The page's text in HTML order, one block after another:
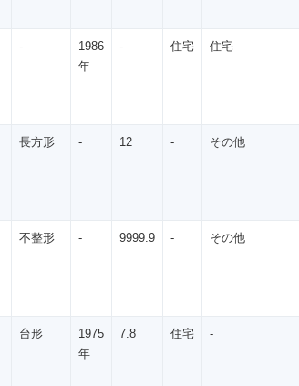
-
1986
年
- 住宅 住宅
長方形 - 12 - その他
不整形 - 9999.9 - その他
台形
1975
年
7.8 住宅 -